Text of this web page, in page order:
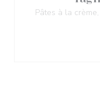
Pâtes à la